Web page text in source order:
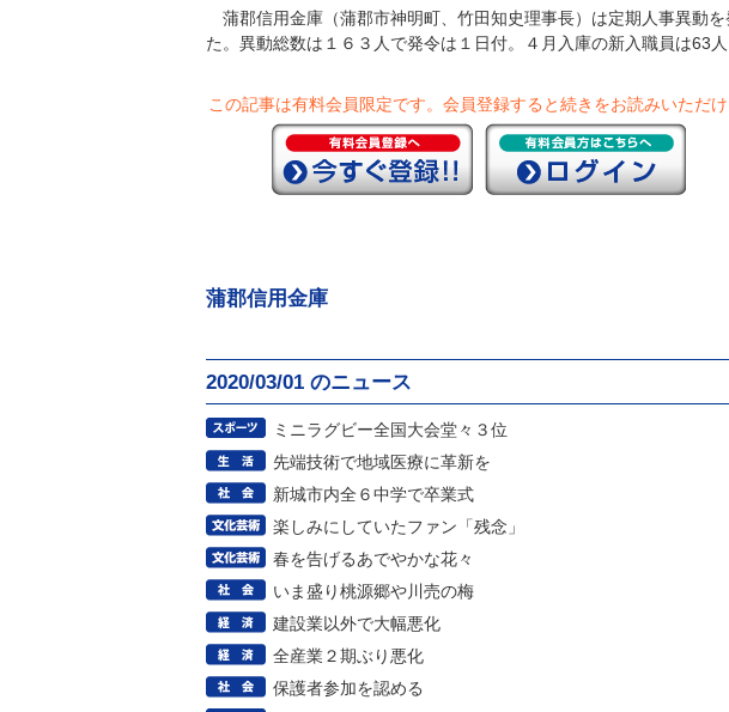
蒲郡信用金庫（蒲郡市神明町、竹田知史理事長）は定期人事異動を
た。異動総数は１６３人で発令は１日付。４月入庫の新入職員は63人
この記事は有料会員限定です。 会員登録すると続きをお読みいただけ
蒲郡信用金庫
2020/03/01 のニュース
ミニラグビー全国大会堂々３位
先端技術で地域医療に革新を
新城市内全６中学で卒業式
楽しみにしていたファン「残念」
春を告げるあでやかな花々
いま盛り桃源郷や川売の梅
建設業以外で大幅悪化
全産業２期ぶり悪化
保護者参加を認める